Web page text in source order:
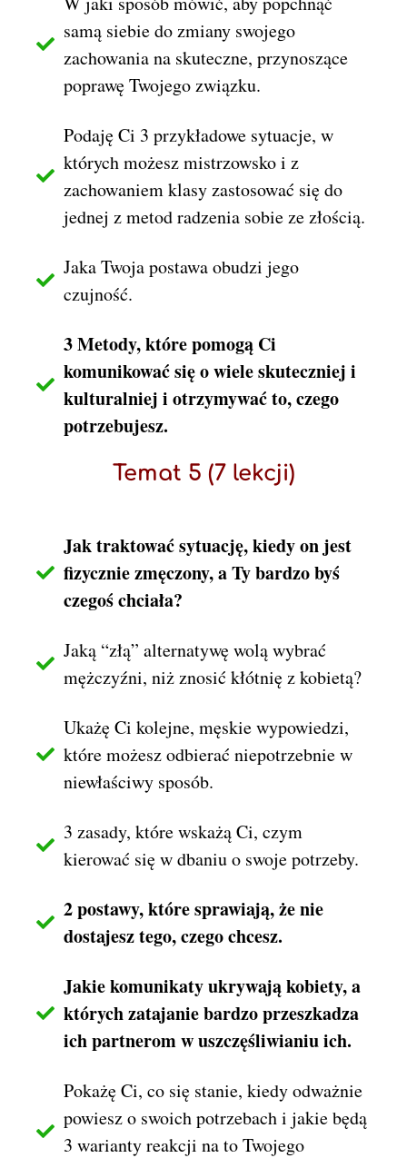
samą siebie do zmiany swojego
zachowania na skuteczne, przynoszące
poprawę Twojego związku.
Podaję Ci 3 przykładowe sytuacje, w
których możesz mistrzowsko i z
zachowaniem klasy zastosować się do
jednej z metod radzenia sobie ze złością.
Jaka Twoja postawa obudzi jego
czujność.
3 Metody, które pomogą Ci
komunikować się o wiele skuteczniej i
kulturalniej i otrzymywać to, czego
potrzebujesz.
Temat 5 (7 lekcji)
Jak traktować sytuację, kiedy on jest
fizycznie zmęczony, a Ty bardzo byś
czegoś chciała?
Jaką “złą” alternatywę wolą wybrać
mężczyźni, niż znosić kłótnię z kobietą?
Ukażę Ci kolejne, męskie wypowiedzi,
które możesz odbierać niepotrzebnie w
niewłaściwy sposób.
3 zasady, które wskażą Ci, czym
kierować się w dbaniu o swoje potrzeby.
2 postawy, które sprawiają, że nie
dostajesz tego, czego chcesz.
Jakie komunikaty ukrywają kobiety, a
których zatajanie bardzo przeszkadza
ich partnerom w uszczęśliwianiu ich.
Pokażę Ci, co się stanie, kiedy odważnie
powiesz o swoich potrzebach i jakie będą
3 warianty reakcji na to Twojego